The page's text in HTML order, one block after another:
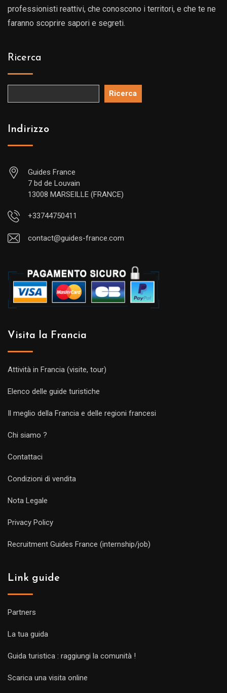
professionisti reattivi, che conoscono i territori, e che te ne
faranno scoprire sapori e segreti.
Ricerca
Ricerca
Indirizzo
Guides France
7 bd de Louvain
13008 MARSEILLE (FRANCE)
+33744750411
contact@guides-france.com
Visita la Francia
Attività in Francia (visite, tour)
Elenco delle guide turistiche
Il meglio della Francia e delle regioni francesi
Chi siamo ?
Contattaci
Condizioni di vendita
Nota Legale
Privacy Policy
Recruitment Guides France (internship/job)
Link guide
Partners
La tua guida
Guida turistica : raggiungi la comunità !
Scarica una visita online